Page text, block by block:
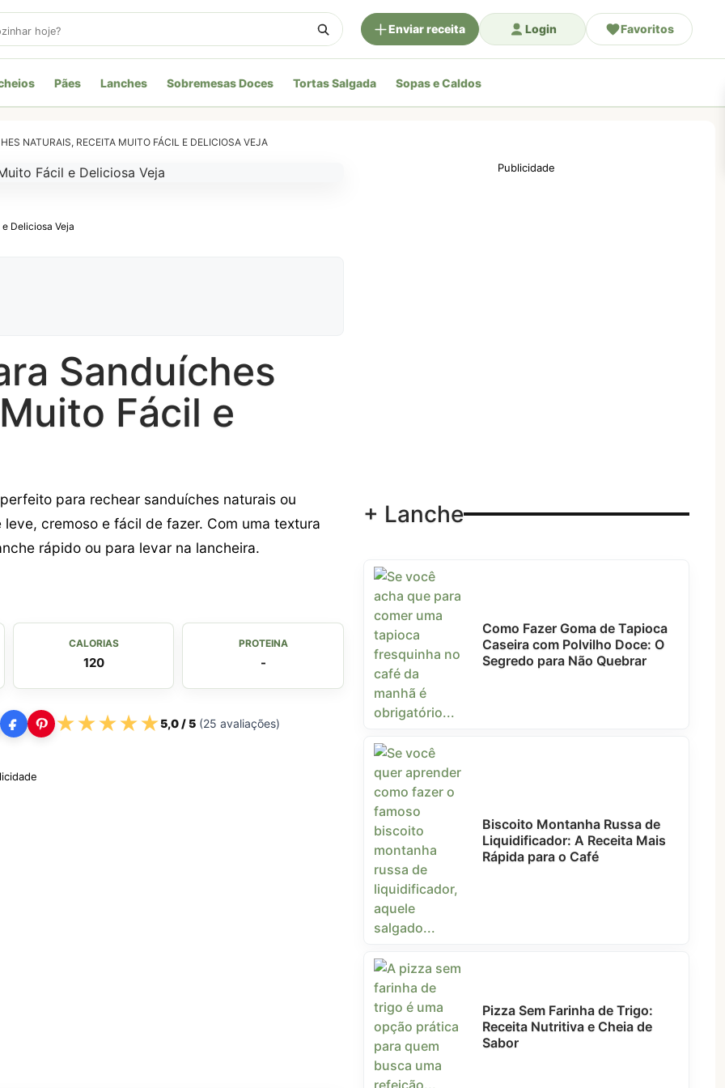
Enviar receita Login Favoritos
Pães Lanches Sobremesas Doces Tortas Salgada Sopas e Caldos
NATURAIS, RECEITA MUITO FÁCIL E DELICIOSA VEJA
Deliciosa Veja
Sanduíches
Fácil e
para rechear sanduíches naturais ou
cremoso e fácil de fazer. Com uma textura
rápido ou para levar na lancheira.
CALORIAS
120
PROTEINA
-
★★★★★5,0/ 5 (25 avaliações)
Publicidade
+ Lanche
Como Fazer Goma de Tapioca
Caseira com Polvilho Doce: O
Segredo para Não Quebrar
Biscoito Montanha Russa de
Liquidificador: A Receita Mais
Rápida para o Café
Pizza Sem Farinha de Trigo:
Receita Nutritiva e Cheia de
Sabor